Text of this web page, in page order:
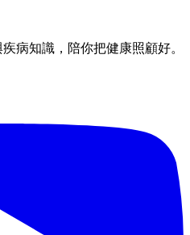
病知識，陪你把健康照顧好。